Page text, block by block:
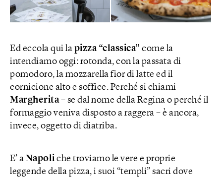
Ed eccola qui la pizza “classica” come la
intendiamo oggi: rotonda, con la passata di
pomodoro, la mozzarella fior di latte ed il
cornicione alto e soffice. Perché si chiami
Margherita– se dal nome della Regina o perché il
formaggio veniva disposto a raggera – è ancora,
invece, oggetto di diatriba.
E’ a Napoliche troviamo le vere e proprie
leggende della pizza, i suoi “templi” sacri dove